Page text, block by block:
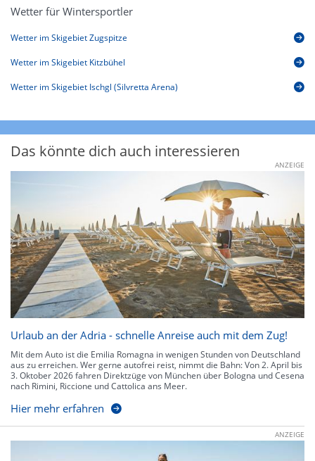
Wetter für Wintersportler
Wetter im Skigebiet Zugspitze
Wetter im Skigebiet Kitzbühel
Wetter im Skigebiet Ischgl (Silvretta Arena)
Das könnte dich auch interessieren
ANZEIGE
Urlaub an der Adria - schnelle Anreise auch mit dem Zug!
Mit dem Auto ist die Emilia Romagna in wenigen Stunden von Deutschland
aus zu erreichen. Wer gerne autofrei reist, nimmt die Bahn: Von 2. April bis
3. Oktober 2026 fahren Direktzüge von München über Bologna und Cesena
nach Rimini, Riccione und Cattolica ans Meer.
Hier mehr erfahren
ANZEIGE